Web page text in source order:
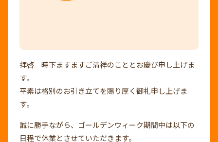
拝啓 時下ますますご清祥のこととお慶び申し上げま
す。
平素は格別のお引き立てを賜り厚く御礼申し上げま
す。
誠に勝手ながら、ゴールデンウィーク期間中は以下の
日程で休業とさせていただきます。